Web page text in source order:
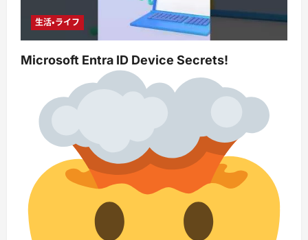
生活・ライフ
Microsoft Entra ID Device Secrets!